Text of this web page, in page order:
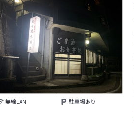
無線LAN 駐車場あり